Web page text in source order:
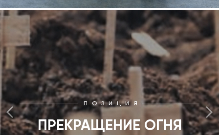
ПОЗИЦИЯ
ПРЕКРАЩЕНИЕ ОГНЯ